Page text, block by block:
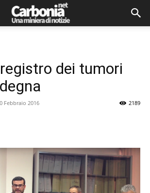
dei tumori
Febbraio 2016 2189